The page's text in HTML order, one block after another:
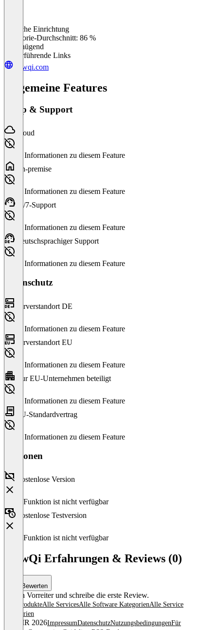
Einfache Einrichtung
Kategorie-Durchschnitt: 86 %
Ungenügend
Weiterführende Links
flowqi.com
Allgemeine Features
Setup & Support
Cloud
Keine Informationen zu diesem Feature
On-premise
Keine Informationen zu diesem Feature
24/7-Support
Keine Informationen zu diesem Feature
Deutschsprachiger Support
Keine Informationen zu diesem Feature
Datenschutz
Serverstandort DE
Keine Informationen zu diesem Feature
Serverstandort EU
Keine Informationen zu diesem Feature
Nur EU-Unternehmen beteiligt
Keine Informationen zu diesem Feature
EU-Standardvertrag
Keine Informationen zu diesem Feature
Versionen
Kostenlose Version
Diese Funktion ist nicht verfügbar
Kostenlose Testversion
Diese Funktion ist nicht verfügbar
FlowQi Erfahrungen & Reviews (0)
Bewerten
Sei ein Vorreiter und schreibe die erste Review.
Alle ProdukteAlle ServicesAlle Software KategorienAlle Service
Kategorien
© OMR 2026ImpressumDatenschutzNutzungsbedingungenFür